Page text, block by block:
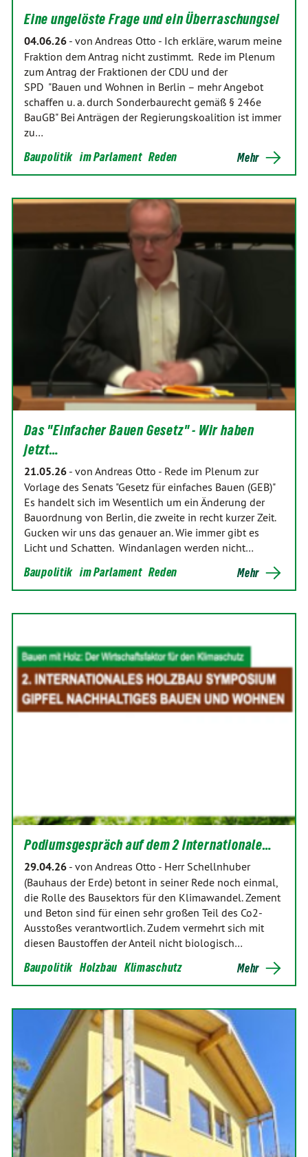
Eine ungelöste Frage und ein Überraschungsei
04.06.26 - von Andreas Otto - Ich erkläre, warum meine
Fraktion dem Antrag nicht zustimmt. Rede im Plenum
zum Antrag der Fraktionen der CDU und der
SPD "Bauen und Wohnen in Berlin – mehr Angebot
schaffen u. a. durch Sonderbaurecht gemäß § 246e
BauGB" Bei Anträgen der Regierungskoalition ist immer
zu…
Baupolitik im Parlament Reden Mehr
Das "Einfacher Bauen Gesetz" - Wir haben
jetzt…
21.05.26 - von Andreas Otto - Rede im Plenum zur
Vorlage des Senats "Gesetz für einfaches Bauen (GEB)"
Es handelt sich im Wesentlich um ein Änderung der
Bauordnung von Berlin, die zweite in recht kurzer Zeit.
Gucken wir uns das genauer an. Wie immer gibt es
Licht und Schatten. Windanlagen werden nicht…
Baupolitik im Parlament Reden Mehr
Podiumsgespräch auf dem 2 Internationale…
29.04.26 - von Andreas Otto - Herr Schellnhuber
(Bauhaus der Erde) betont in seiner Rede noch einmal,
die Rolle des Bausektors für den Klimawandel. Zement
und Beton sind für einen sehr großen Teil des Co2-
Ausstoßes verantwortlich. Zudem vermehrt sich mit
diesen Baustoffen der Anteil nicht biologisch…
Baupolitik Holzbau Klimaschutz Mehr